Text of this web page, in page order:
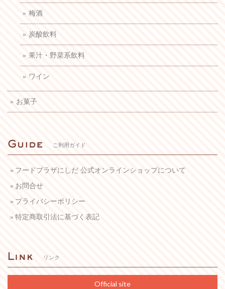
梅酒
炭酸飲料
果汁・野菜系飲料
ワイン
お菓子
ご利用ガイド
フードプラザにしだ 公式オンラインショップについて
お問合せ
プライバシーポリシー
特定商取引法に基づく表記
リンク
Official site